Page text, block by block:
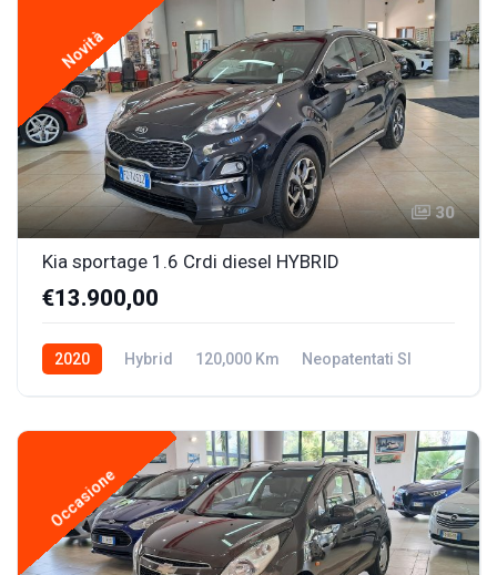
Novità
30
Kia sportage 1.6 Crdi diesel HYBRID
€13.900,00
2020 Hybrid 120,000 Km Neopatentati SI
Occasione